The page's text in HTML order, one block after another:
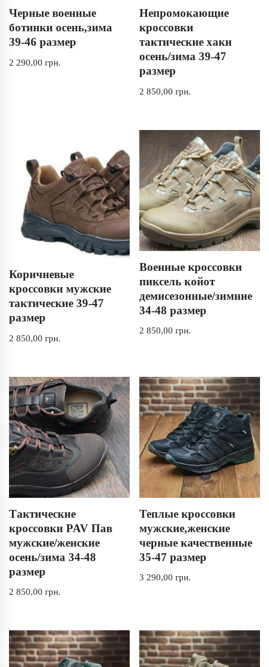
Черные военные
ботинки осень,зима
39-46 размер
2 290,00 грн.
Непромокающие
кроссовки
тактические хаки
осень/зима 39-47
размер
2 850,00грн.
Коричневые
кроссовки мужские
тактические 39-47
размер
2 850,00 грн.
Военные кроссовки
пиксель койот
демисезонные/зимние
34-48 размер
2 850,00грн.
Тактические
кроссовки PAV Пав
мужские/женские
осень/зима 34-48
размер
2 850,00 грн.
Теплые кроссовки
мужские,женские
черные качественные
35-47 размер
3 290,00грн.